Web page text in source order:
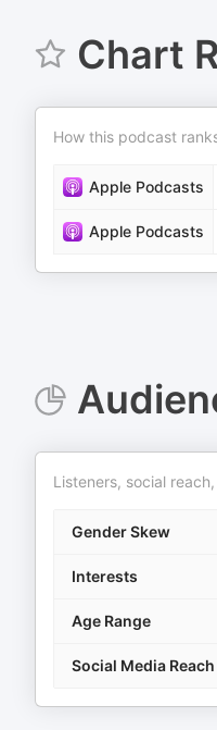
Chart
How this podcast
Apple Podcasts
Apple Podcasts
Listeners, social
Gender Skew
Interests
Age Range
Social Media Reach